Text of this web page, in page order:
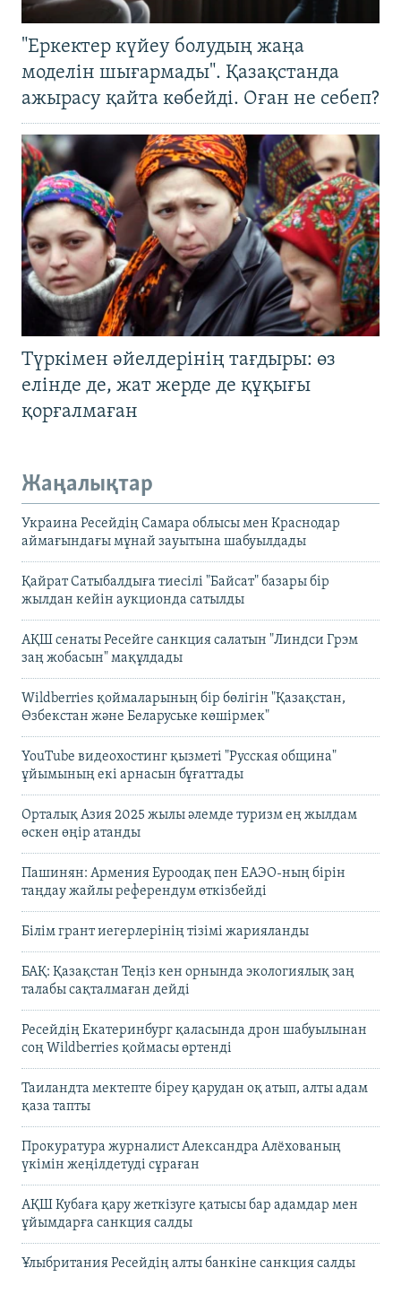
"Еркектер күйеу болудың жаңа
моделін шығармады". Қазақстанда
ажырасу қайта көбейді. Оған не себеп?
Түркімен әйелдерінің тағдыры: өз
елінде де, жат жерде де құқығы
қорғалмаған
Жаңалықтар
Украина Ресейдің Самара облысы мен Краснодар
аймағындағы мұнай зауытына шабуылдады
Қайрат Сатыбалдыға тиесілі "Байсат" базары бір
жылдан кейін аукционда сатылды
АҚШ сенаты Ресейге санкция салатын "Линдси Грэм
заң жобасын" мақұлдады
Wildberries қоймаларының бір бөлігін "Қазақстан,
Өзбекстан және Беларуське көшірмек"
YouTube видеохостинг қызметі "Русская община"
ұйымының екі арнасын бұғаттады
Орталық Азия 2025 жылы әлемде туризм ең жылдам
өскен өңір атанды
Пашинян: Армения Еуроодақ пен ЕАЭО-ның бірін
таңдау жайлы референдум өткізбейді
Білім грант иегерлерінің тізімі жарияланды
БАҚ: Қазақстан Теңіз кен орнында экологиялық заң
талабы сақталмаған дейді
Ресейдің Екатеринбург қаласында дрон шабуылынан
соң Wildberries қоймасы өртенді
Таиландта мектепте біреу қарудан оқ атып, алты адам
қаза тапты
Прокуратура журналист Александра Алёхованың
үкімін жеңілдетуді сұраған
АҚШ Кубаға қару жеткізуге қатысы бар адамдар мен
ұйымдарға санкция салды
Ұлыбритания Ресейдің алты банкіне санкция салды